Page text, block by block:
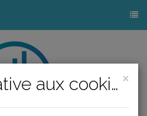
×
Politique relative aux cookies